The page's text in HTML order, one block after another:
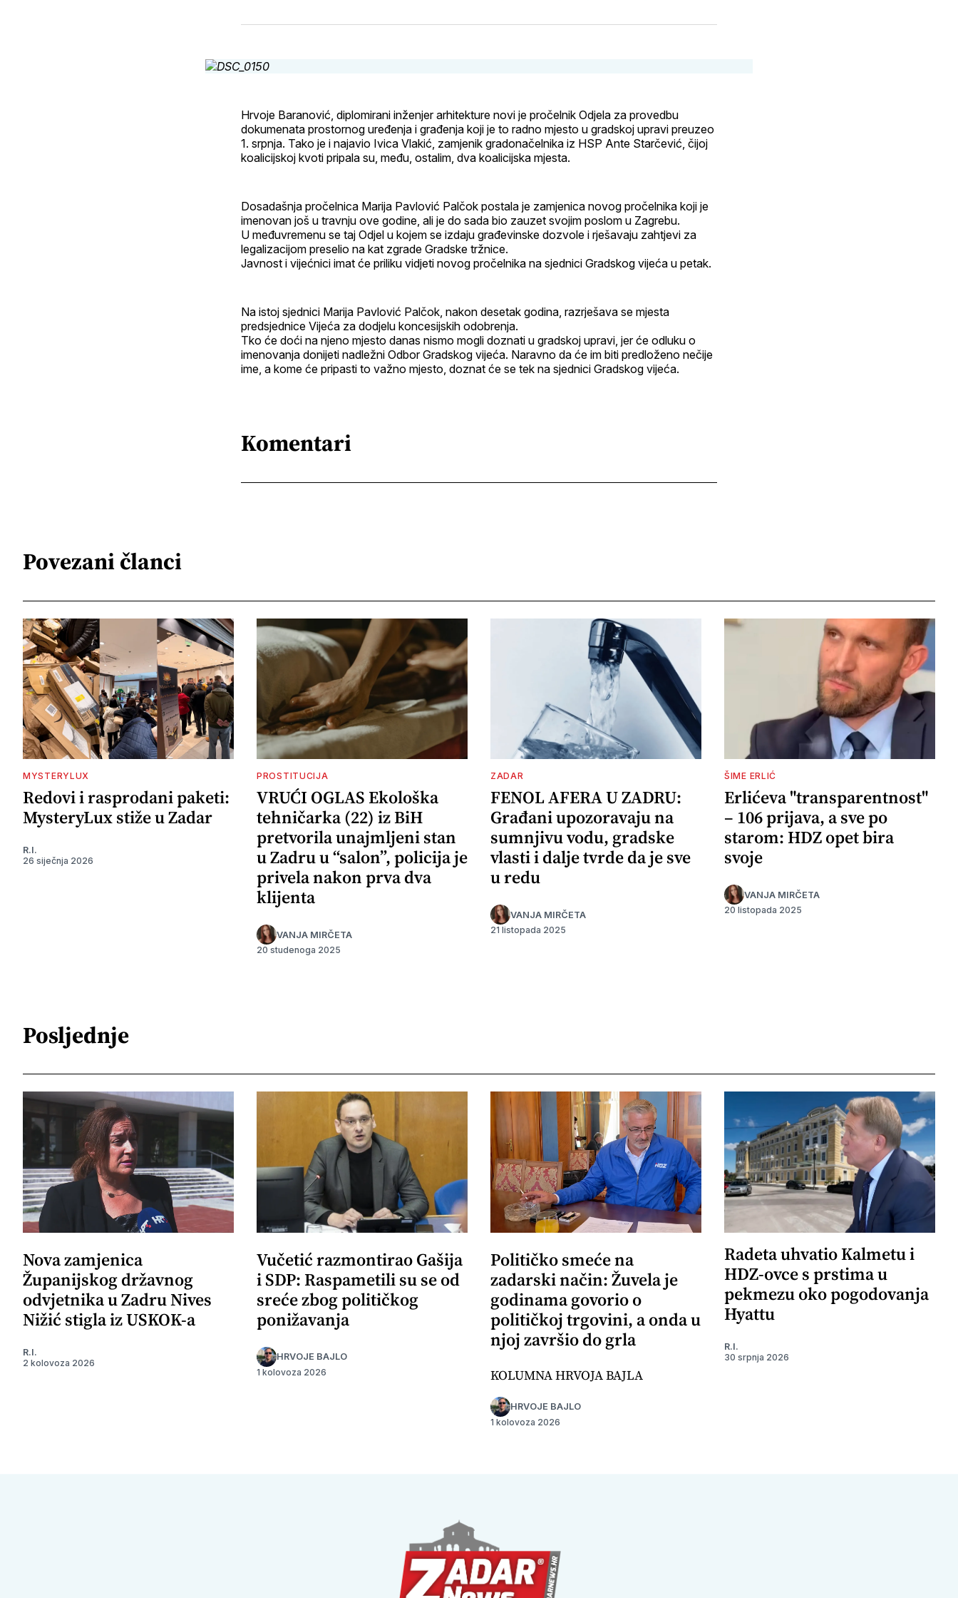
FacebookLinkedIn maila
Hrvoje Baranović, diplomirani inženjer arhitekture novi je pročelnik Odjela za provedbu
dokumenata prostornog uređenja i građenja koji je to radno mjesto u gradskoj upravi preuzeo
1. srpnja. Tako je i najavio Ivica Vlakić, zamjenik gradonačelnika iz HSP Ante Starčević, čijoj
koalicijskoj kvoti pripala su, među, ostalim, dva koalicijska mjesta.
Dosadašnja pročelnica Marija Pavlović Palčok postala je zamjenica novog pročelnika koji je
imenovan još u travnju ove godine, ali je do sada bio zauzet svojim poslom u Zagrebu.
U međuvremenu se taj Odjel u kojem se izdaju građevinske dozvole i rješavaju zahtjevi za
legalizacijom preselio na kat zgrade Gradske tržnice.
Javnost i vijećnici imat će priliku vidjeti novog pročelnika na sjednici Gradskog vijeća u petak.
Na istoj sjednici Marija Pavlović Palčok, nakon desetak godina, razrješava se mjesta
predsjednice Vijeća za dodjelu koncesijskih odobrenja.
Tko će doći na njeno mjesto danas nismo mogli doznati u gradskoj upravi, jer će odluku o
imenovanja donijeti nadležni Odbor Gradskog vijeća. Naravno da će im biti predloženo nečije
ime, a kome će pripasti to važno mjesto, doznat će se tek na sjednici Gradskog vijeća.
Komentari
Povezani članci
MYSTERYLUX
Redovi i rasprodani paketi:
MysteryLux stiže u Zadar
R.I.
26 siječnja 2026
PROSTITUCIJA
VRUĆI OGLAS Ekološka
tehničarka (22) iz BiH
pretvorila unajmljeni stan
u Zadru u “salon”, policija je
privela nakon prva dva
klijenta
VANJA MIRČETA
20 studenoga 2025
ZADAR
FENOL AFERA U ZADRU:
Građani upozoravaju na
sumnjivu vodu, gradske
vlasti i dalje tvrde da je sve
u redu
VANJA MIRČETA
21 listopada 2025
ŠIME ERLIĆ
Erlićeva "transparentnost"
– 106 prijava, a sve po
starom: HDZ opet bira
svoje
VANJA MIRČETA
20 listopada 2025
Posljednje
Nova zamjenica
Županijskog državnog
odvjetnika u Zadru Nives
Nižić stigla iz USKOK-a
R.I.
2 kolovoza 2026
Vučetić razmontirao Gašija
i SDP: Raspametili su se od
sreće zbog političkog
ponižavanja
HRVOJE BAJLO
1 kolovoza 2026
Političko smeće na
zadarski način: Žuvela je
godinama govorio o
političkoj trgovini, a onda u
njoj završio do grla
KOLUMNA HRVOJA BAJLA
HRVOJE BAJLO
1 kolovoza 2026
Radeta uhvatio Kalmetu i
HDZ-ovce s prstima u
pekmezu oko pogodovanja
Hyattu
R.I.
30 srpnja 2026